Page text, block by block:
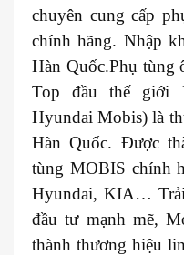
chuyên cung cấp
chính hãng. Nhập
Hàn Quốc.Phụ tùng
Top đầu thế giới
Hyundai Mobis) là
Hàn Quốc. Được
tùng MOBIS chính
Hyundai, KIA…
đầu tư mạnh mẽ,
thành thương hiệu